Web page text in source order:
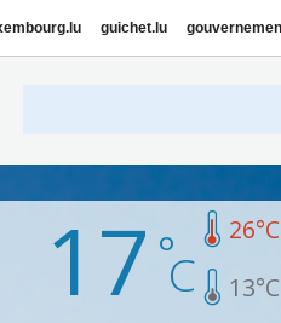
guichet.lu
17 26°C
13°C